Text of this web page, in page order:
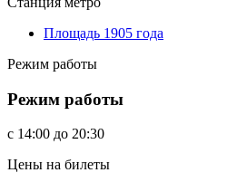
Площадь 1905 года
Режим работы
Режим работы
c 14:00 до 20:30
Цены на билеты